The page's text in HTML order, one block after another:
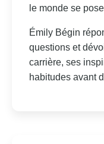
le monde se pose
Émily Bégin
questions et
carrière, ses
habitudes avant